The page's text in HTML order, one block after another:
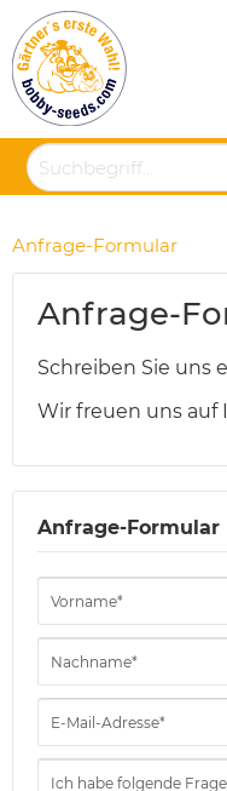
Anfrage-Formular
Anfrage-
Schreiben Sie uns
Wir freuen uns auf
Anfrage-Formular